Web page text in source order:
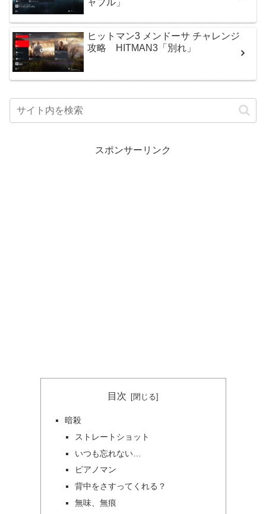
ヒットマン3 メンドーサ チャレンジ
攻略 HITMAN3「別れ」
スポンサーリンク
目次
暗殺
ストレートショット
いつも忘れない…
ピアノマン
背中をさすってくれる？
無味、無痕